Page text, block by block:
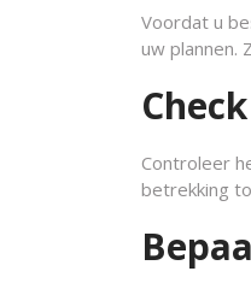
Voordat u
uw plannen.
Controleer
betrekking